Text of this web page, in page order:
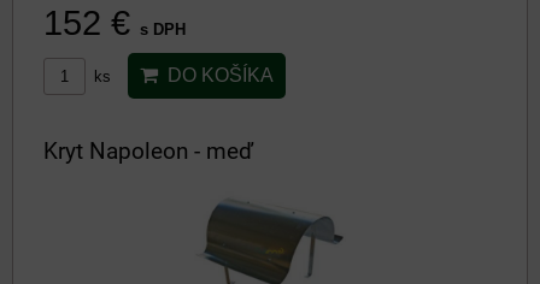
152 € s DPH
ks DO KOŠÍKA
Kryt Napoleon - meď